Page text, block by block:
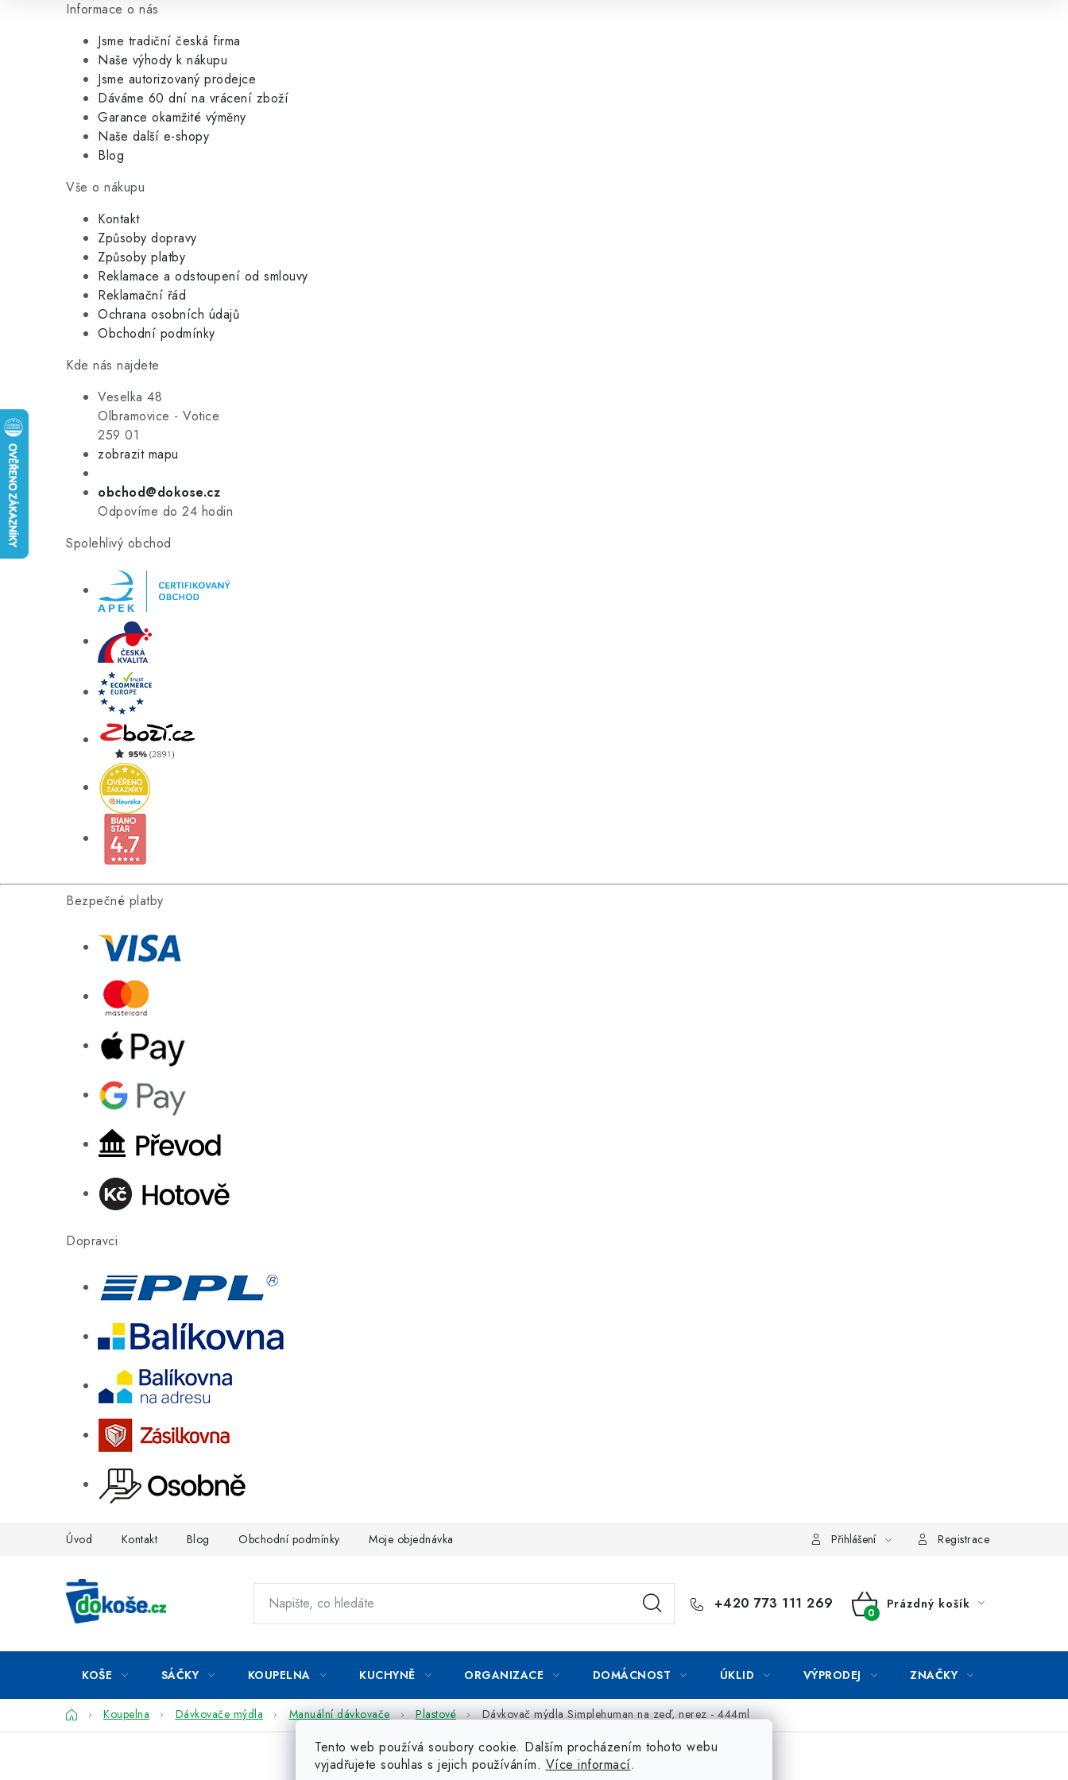
Informace o nás
Jsme tradiční česká firma
Naše výhody k nákupu
Jsme autorizovaný prodejce
Dáváme 60 dní na vrácení zboží
Garance okamžité výměny
Naše další e-shopy
Blog
Vše o nákupu
Kontakt
Způsoby dopravy
Způsoby platby
Reklamace a odstoupení od smlouvy
Reklamační řád
Ochrana osobních údajů
Obchodní podmínky
Kde nás najdete
Veselka 48
Olbramovice - Votice
259 01
zobrazit mapu
obchod@dokose.cz
Odpovíme do 24 hodin
Spolehlivý obchod
Bezpečné platby
Dopravci
Tento web používá soubory cookie. Dalším procházením tohoto webu
vyjadřujete souhlas s jejich používáním. Více informací.
Úvod Kontakt Blog Obchodní podmínky Moje objednávka Přihlášení Registrace
+420 773 111 269
NÁKUPNÍ
Prázdný košík
KOŠE SÁČKY KOUPELNA KUCHYNĚ ORGANIZACE DOMÁCNOST ÚKLID VÝPRODEJ ZNAČKY
DomůKoupelna Dávkovače mýdla Manuální dávkovače Plastové Dávkovač mýdla Simplehuman na zeď, nerez - 444ml